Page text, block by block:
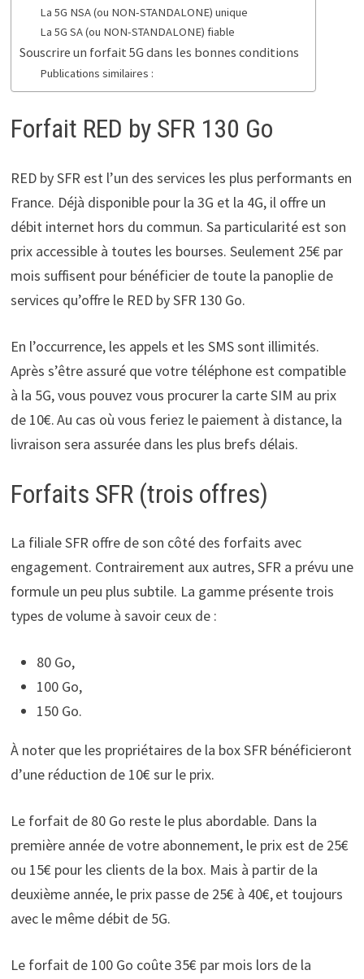
La 5G NSA (ou NON-STANDALONE) unique
La 5G SA (ou NON-STANDALONE) fiable
Souscrire un forfait 5G dans les bonnes conditions
Publications similaires :
Forfait RED by SFR 130 Go
RED by SFR est l’un des services les plus performants en
France. Déjà disponible pour la 3G et la 4G, il offre un
débit internet hors du commun. Sa particularité est son
prix accessible à toutes les bourses. Seulement 25€ par
mois suffisent pour bénéficier de toute la panoplie de
services qu’offre le RED by SFR 130 Go.
En l’occurrence, les appels et les SMS sont illimités.
Après s’être assuré que votre téléphone est compatible
à la 5G, vous pouvez vous procurer la carte SIM au prix
de 10€.Au cas où vous feriez le paiement à distance, la
livraison sera assurée dans les plus brefs délais.
Forfaits SFR (trois offres)
La filiale SFR offre de son côté des forfaits avec
engagement. Contrairement aux autres, SFR a prévu une
formule un peu plus subtile. La gamme présente trois
types de volume à savoir ceux de :
80 Go,
100 Go,
150 Go.
À noter que les propriétaires de la box SFR bénéficieront
d’une réduction de 10€ sur le prix.
Le forfait de 80 Go reste le plus abordable. Dans la
première année de votre abonnement, le prix est de 25€
ou 15€ pour les clients de la box. Mais à partir de la
deuxième année, le prix passe de 25€ à 40€,et toujours
avec le même débit de 5G.
Le forfait de 100 Go coûte 35€ par mois lors de la